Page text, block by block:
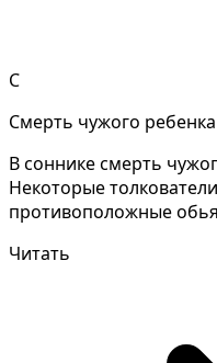
С
Смерть чужого ребенка
В соннике смерть
Некоторые
противоположные
Читать